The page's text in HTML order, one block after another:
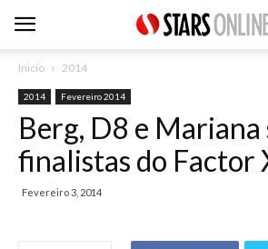
Inicio 2014
2014 Fevereiro 2014
Berg, D8 e Mariana
finalistas do Factor
Fevereiro 3, 2014